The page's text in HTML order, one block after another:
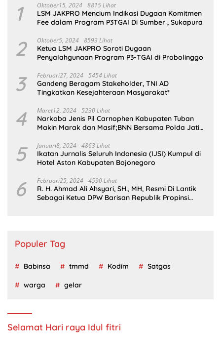
1 Oktober15, 2024 8815 Lihat
LSM JAKPRO Mencium Indikasi Dugaan Komitmen
Fee dalam Program P3TGAI Di Sumber , Sukapura
2 Oktober5, 2024 8593 Lihat
Ketua LSM JAKPRO Soroti Dugaan
Penyalahgunaan Program P3-TGAI di Probolinggo
3 Februari27, 2024 5454 Lihat
Gandeng Beragam Stakeholder, TNI AD
Tingkatkan Kesejahteraan Masyarakat*
4 Maret12, 2024 5230 Lihat
Narkoba Jenis Pil Carnophen Kabupaten Tuban
Makin Marak dan Masif;BNN Bersama Polda Jatim
5 Januari8, 2024 4863 Lihat
Ikatan Jurnalis Seluruh Indonesia (IJSI) Kumpul di
Hotel Aston Kabupaten Bojonegoro
6 Februari25, 2024 4590 Lihat
R. H. Ahmad Ali Ahsyari, SH., MH, Resmi Di Lantik
Sebagai Ketua DPW Barisan Republik Propinsi
Populer Tag
Babinsa tmmd Kodim Satgas
warga gelar
Selamat Hari raya Idul fitri